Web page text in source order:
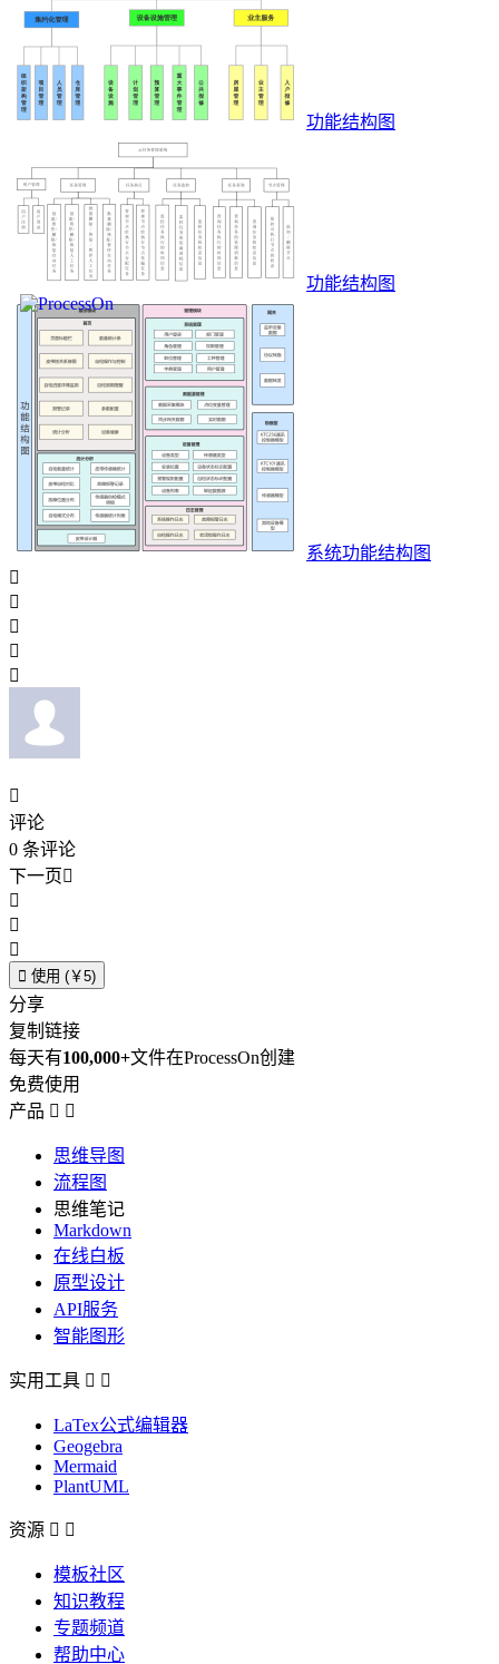
功能结构图
功能结构图
系统功能结构图






评论
0 条评论
下一页



 使用 (￥5)
分享
复制链接
每天有100,000+文件在ProcessOn创建
免费使用
产品  
思维导图
流程图
思维笔记
Markdown
在线白板
原型设计
API服务
智能图形
实用工具  
LaTex公式编辑器
Geogebra
Mermaid
PlantUML
资源  
模板社区
知识教程
专题频道
帮助中心